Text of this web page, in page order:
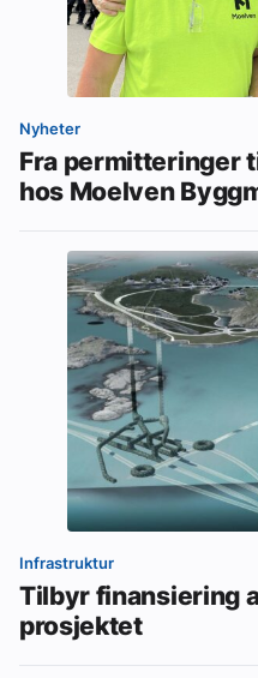
Nyheter
Fra permitteringer
hos Moelven
Infrastruktur
Tilbyr finansiering
prosjektet